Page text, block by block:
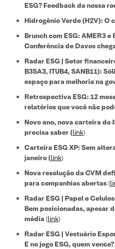
ESG? Feedback da nossa
Hidrogênio Verde (H2V): O
Brunch com ESG: AMER3 e
Conferência de Davos
Radar ESG | Setor
B3SA3, ITUB4, SANB11):
espaço para melhoria na
Retrospectiva ESG: 12
relatórios que você não
Novo ano, nova carteira do
precisa saber(link)
Carteira ESG XP: Sem
janeiro (link)
Nova resolução da CVM
para companhias abertas(
Radar ESG | Papel e
Bem posicionadas, apesar
média(link)
Radar ESG | Vestuário
E no jogo ESG, quem vence?